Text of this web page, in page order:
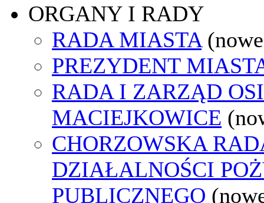
ORGANY I RADY
RADA MIASTA
PREZYDENT
RADA I ZARZĄD
MACIEJKOWICE
CHORZOWSKA
DZIAŁALNOŚCI
PUBLICZNEGO